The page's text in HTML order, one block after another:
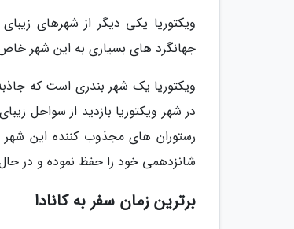
ویکتوریا یکی دیگر از شهرهای
جهانگرد های بسیاری به این شهر
ویکتوریا یک شهر بندری است که
در شهر ویکتوریا بازدید از سواحل
رستوران های مجذوب کننده این
شانزدهمی خود را حفظ نموده و در
برترین زمان سفر به کانادا